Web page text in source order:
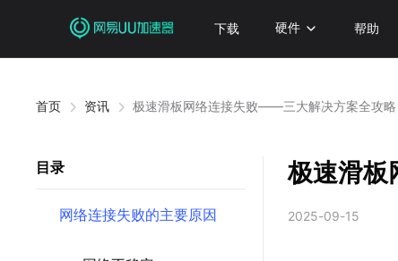
下载 硬件 帮助
首页 资讯 极速滑板网络连接失败——三大解决方案全攻略
目录
网络连接失败的主要原因
极速滑
2025-09-15